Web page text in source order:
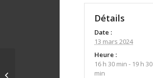
Détails
Date :
13 mars 2024
Heure :
16 h 30 min - 19 h 30
min